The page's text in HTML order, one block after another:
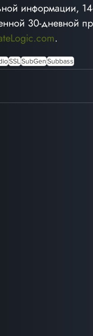
информации,
30-дневной
.
SSL SubGenSubbass